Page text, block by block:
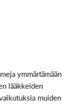
ymmärtämään
lääkkeiden
muiden